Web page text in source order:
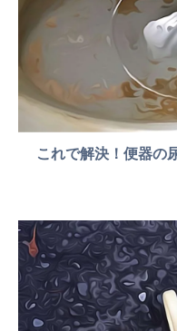
これで解決！便器の